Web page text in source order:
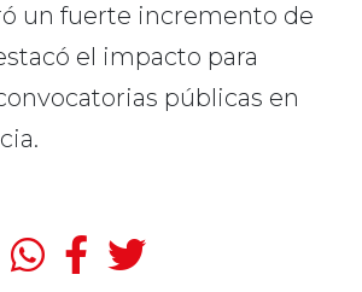
un fuerte incremento de
el impacto para
públicas en